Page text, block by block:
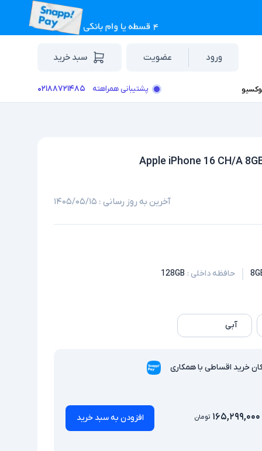
ورود عضویت سبد خرید
پشتیبانی همراهته ۰۲۱۸۸۷۲۱۴۸۵
آخرین به روز رسانی : ۱۴۰۵/۰۵/۱۵
حافظه داخلی :
128GB
آبی
خرید اقساطی با همکاری
۱۶۵,۲۹۹,۰۰۰ تومان افزودن به سبد خرید